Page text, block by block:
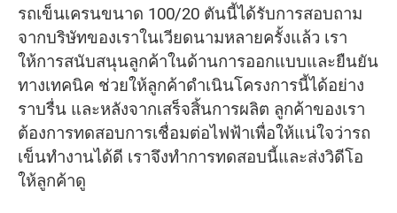
รถเข็นเครนขนาด 100/20 ตันนี้ได้รับการสอบถาม
จากบริษัทของเราในเวียดนามหลายครั้งแล้ว เรา
ให้การสนับสนุนลูกค้าในด้านการออกแบบและยืนยัน
ทางเทคนิค ช่วยให้ลูกค้าดำเนินโครงการนี้ได้อย่าง
ราบรื่น และหลังจากเสร็จสิ้นการผลิต ลูกค้าของเรา
ต้องการทดสอบการเชื่อมต่อไฟฟ้าเพื่อให้แน่ใจว่ารถ
เข็นทำงานได้ดี เราจึงทำการทดสอบนี้และส่งวิดีโอ
ให้ลูกค้าดู